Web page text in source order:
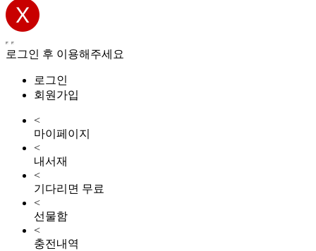
로그인 후 이용해주세요
로그인
회원가입
<
마이페이지
<
내서재
<
기다리면 무료
<
선물함
<
충전내역